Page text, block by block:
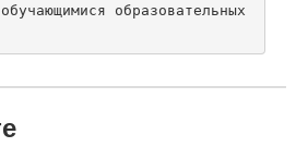
образовательных